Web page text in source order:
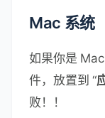
Mac 系统
如果你是
件，放置到 “
败！！